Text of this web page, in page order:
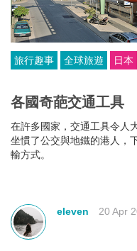
旅行趣事 全球旅遊 日本
各國奇葩交通工具
在許多國家，交通工具令人
坐慣了公交與地鐵的港人，
輸方式。
eleven 20 Apr